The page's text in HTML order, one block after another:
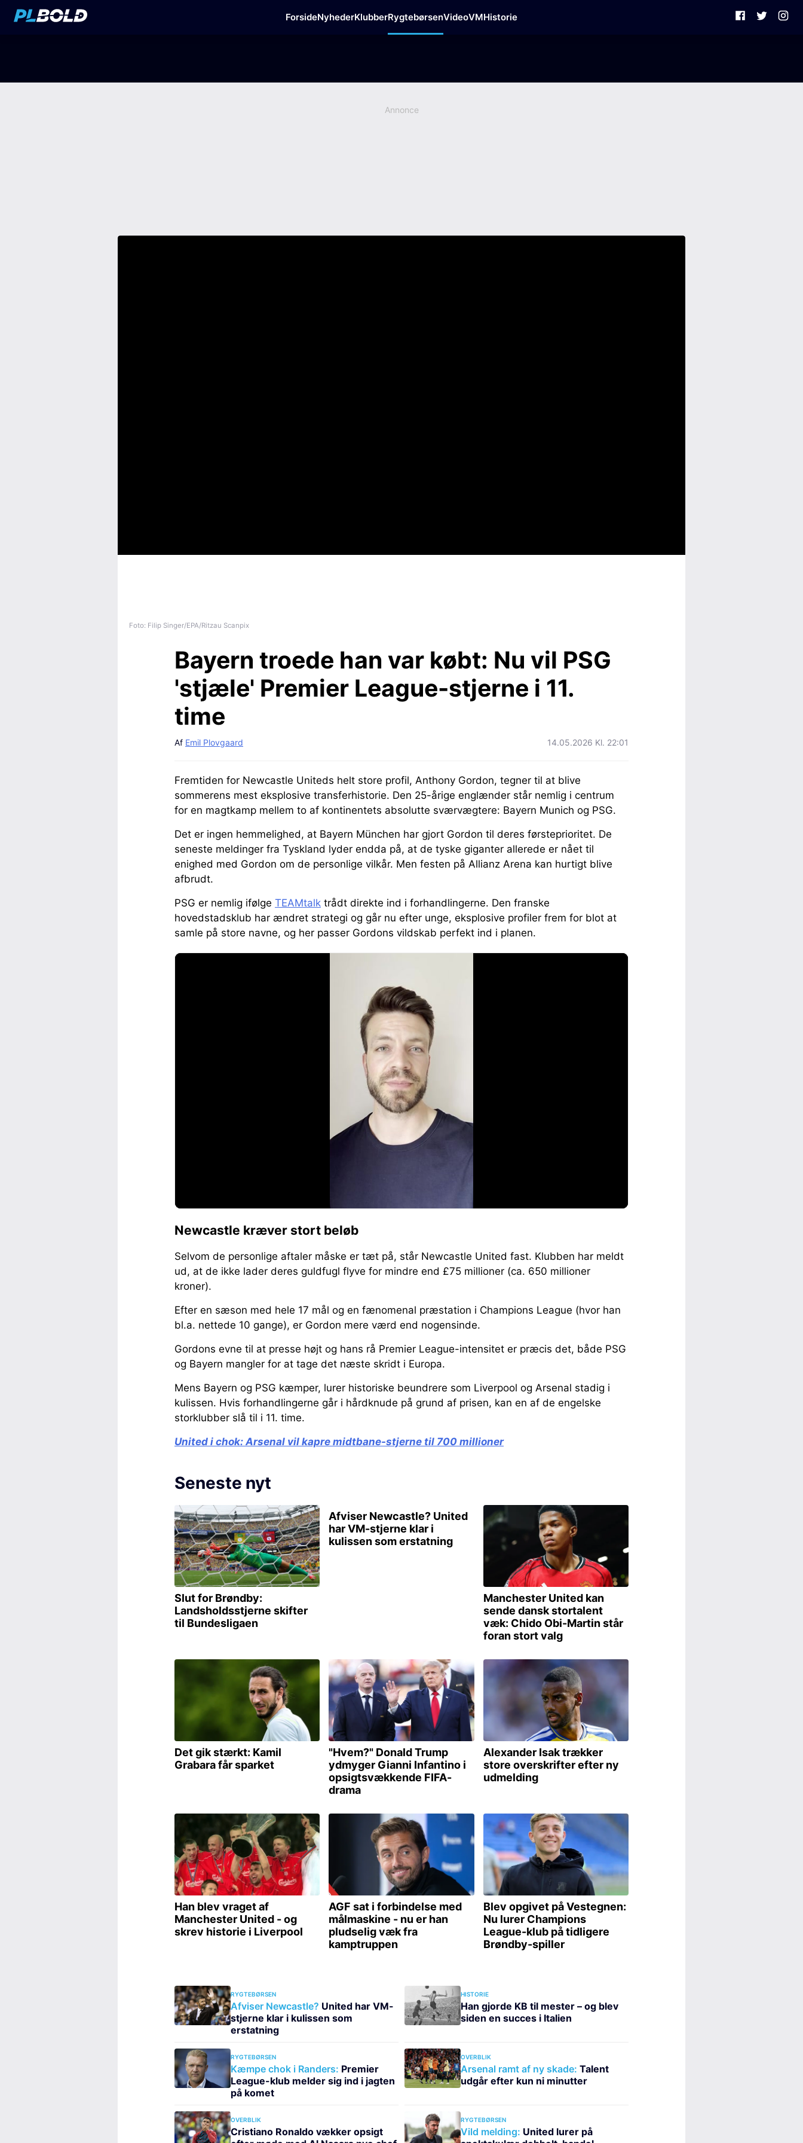
ForsideNyhederKlubberRygtebørsenVideoVMHistorie
Annonce
Foto: Filip Singer/EPA/Ritzau Scanpix
Bayern troede han var købt: Nu vil PSG
'stjæle' Premier League-stjerne i 11.
time
Af Emil Plovgaard 14.05.2026 Kl. 22:01
Fremtiden for Newcastle Uniteds helt store profil, Anthony Gordon, tegner til at blive
sommerens mest eksplosive transferhistorie. Den 25-årige englænder står nemlig i centrum
for en magtkamp mellem to af kontinentets absolutte sværvægtere: Bayern Munich og PSG.
Det er ingen hemmelighed, at Bayern München har gjort Gordon til deres førsteprioritet. De
seneste meldinger fra Tyskland lyder endda på, at de tyske giganter allerede er nået til
enighed med Gordon om de personlige vilkår. Men festen på Allianz Arena kan hurtigt blive
afbrudt.
PSG er nemlig ifølge TEAMtalk trådt direkte ind i forhandlingerne. Den franske
hovedstadsklub har ændret strategi og går nu efter unge, eksplosive profiler frem for blot at
samle på store navne, og her passer Gordons vildskab perfekt ind i planen.
Newcastle kræver stort beløb
Selvom de personlige aftaler måske er tæt på, står Newcastle United fast. Klubben har meldt
ud, at de ikke lader deres guldfugl flyve for mindre end £75 millioner (ca. 650 millioner
kroner).
Efter en sæson med hele 17 mål og en fænomenal præstation i Champions League (hvor han
bl.a. nettede 10 gange), er Gordon mere værd end nogensinde.
Gordons evne til at presse højt og hans rå Premier League-intensitet er præcis det, både PSG
og Bayern mangler for at tage det næste skridt i Europa.
Mens Bayern og PSG kæmper, lurer historiske beundrere som Liverpool og Arsenal stadig i
kulissen. Hvis forhandlingerne går i hårdknude på grund af prisen, kan en af de engelske
storklubber slå til i 11. time.
United i chok: Arsenal vil kapre midtbane-stjerne til 700 millioner
Seneste nyt
RYGTEBØRSEN
Afviser Newcastle? United har VM-
stjerne klar i kulissen som
erstatning
HISTORIE
Han gjorde KB til mester – og blev
siden en succes i Italien
RYGTEBØRSEN
Kæmpe chok i Randers: Premier
League-klub melder sig ind i jagten
på komet
OVERBLIK
Arsenal ramt af ny skade: Talent
udgår efter kun ni minutter
OVERBLIK
Cristiano Ronaldo vækker opsigt
RYGTEBØRSEN
Vild melding: United lurer på